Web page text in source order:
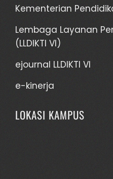
Kementerian
Lembaga Layanan
(LLDIKTI VI)
ejournal LLDIKTI VI
e-kinerja
LOKASI KAMPUS